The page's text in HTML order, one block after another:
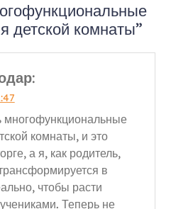
детской комнаты”
:
многофункциональные
комнаты, и это
а я, как родитель,
в
чтобы расти
Теперь не